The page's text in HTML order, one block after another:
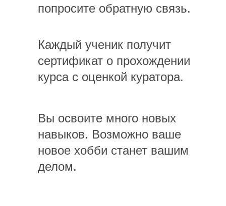
попросите обратную связь.
Каждый ученик получит
сертификат о прохождении
курса с оценкой куратора.
Вы освоите много новых
навыков. Возможно ваше
новое хобби станет вашим
делом.